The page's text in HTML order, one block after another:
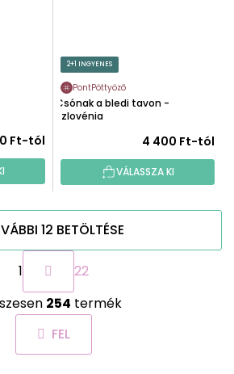
Ft-tól
2+1 INGYENES
PontPöttyöző
Csónak a bledi tavon -
Szlovénia
4 400 Ft-tól
VÁLASSZA KI
L
i
s
t
a
12 BETÖLTÉSE
L
p
o
z
á
s
1
22
254 termék
FEL